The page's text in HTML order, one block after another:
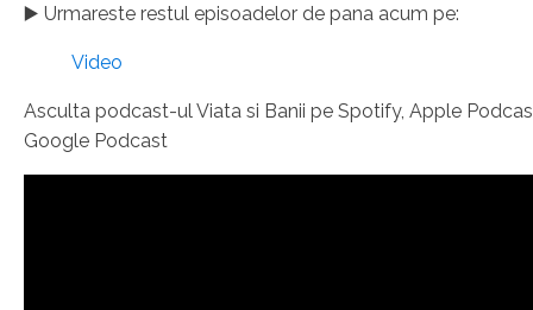
▶️ Urmareste restul episoadelor de pana acum pe:
Video
Asculta podcast-ul Viata si Banii pe Spotify, Apple
Google Podcast